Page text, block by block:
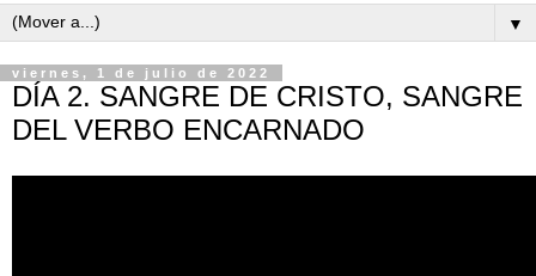
▼
viernes, 1 de julio de 2022
DÍA 2. SANGRE DE CRISTO, SANGRE
DEL VERBO ENCARNADO